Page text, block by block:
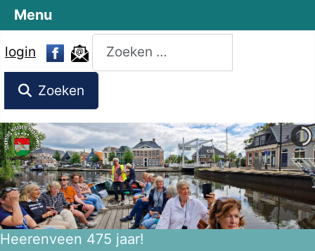
login
Zoeken
Zoeken
Heerenveen 475 jaar!
Menu